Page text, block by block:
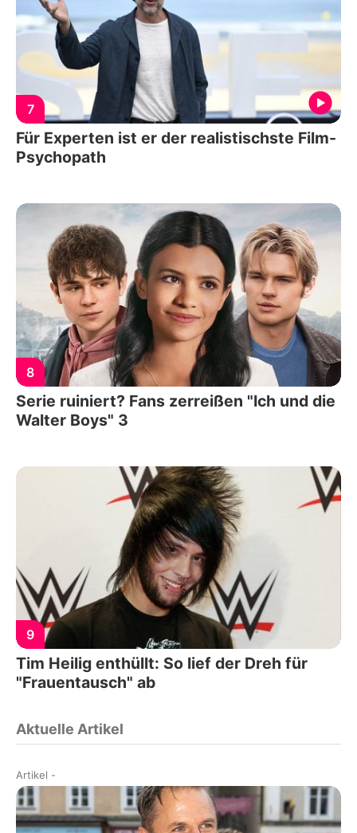
7
Für Experten ist er der realistischste Film-
Psychopath
8
Serie ruiniert? Fans zerreißen "Ich und die
Walter Boys" 3
9
Tim Heilig enthüllt: So lief der Dreh für
"Frauentausch" ab
Aktuelle Artikel
Artikel -